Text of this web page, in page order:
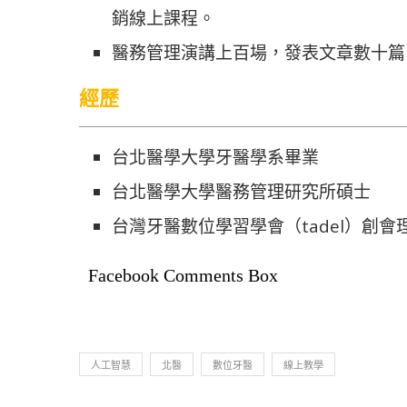
銷線上課程。
醫務管理演講上百場，發表文章數十篇
經歷
台北醫學大學牙醫學系畢業
台北醫學大學醫務管理研究所碩士
台灣牙醫數位學習學會（tadel）創會
Facebook Comments Box
人工智慧 北醫 數位牙醫 線上教學